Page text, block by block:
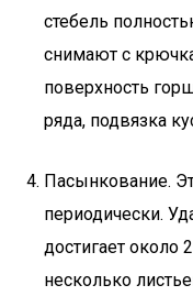
стебель
снимают с
поверхность
ряда, подвязка
Пасынкование.
периодически.
достигает около
несколько